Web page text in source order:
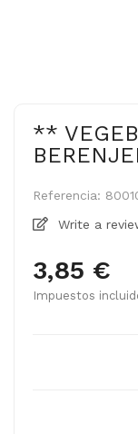
**
Referencia:
Write a
3,85 €
Impuestos